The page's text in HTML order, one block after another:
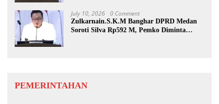
July 10, 2026 0 Comment
Zulkarnain.S.K.M Banghar DPRD Medan
Soroti Silva Rp592 M, Pemko Diminta
PEMERINTAHAN